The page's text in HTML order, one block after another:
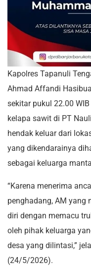
Kapolres Tapanuli
Ahmad Affandi
sekitar pukul 22.00
kelapa sawit di PT
hendak keluar dari
yang dikendarainya
sebagai keluarga
“Karena menerima
penghadang, AM yang
diri dengan memacu
oleh pihak keluarga
desa yang dilintasi,”
(24/5/2026).